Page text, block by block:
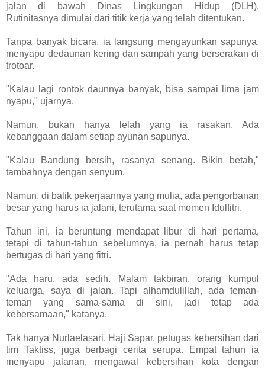
jalan di bawah Dinas Lingkungan Hidup (DLH).
Rutinitasnya dimulai dari titik kerja yang telah ditentukan.
Tanpa banyak bicara, ia langsung mengayunkan sapunya,
menyapu dedaunan kering dan sampah yang berserakan di
trotoar.
"Kalau lagi rontok daunnya banyak, bisa sampai lima jam
nyapu," ujarnya.
Namun, bukan hanya lelah yang ia rasakan. Ada
kebanggaan dalam setiap ayunan sapunya.
"Kalau Bandung bersih, rasanya senang. Bikin betah,"
tambahnya dengan senyum.
Namun, di balik pekerjaannya yang mulia, ada pengorbanan
besar yang harus ia jalani, terutama saat momen Idulfitri.
Tahun ini, ia beruntung mendapat libur di hari pertama,
tetapi di tahun-tahun sebelumnya, ia pernah harus tetap
bertugas di hari yang fitri.
"Ada haru, ada sedih. Malam takbiran, orang kumpul
keluarga, saya di jalan. Tapi alhamdulillah, ada teman-
teman yang sama-sama di sini, jadi tetap ada
kebersamaan," katanya.
Tak hanya Nurlaelasari, Haji Sapar, petugas kebersihan dari
tim Taktiss, juga berbagi cerita serupa. Empat tahun ia
menyapu jalanan, mengawal kebersihan kota dengan